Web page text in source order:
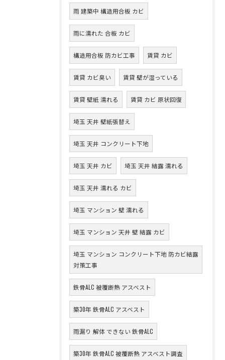
雨 建築中 構造用合板 カビ
雨に濡れた 合板 カビ
構造用合板 防カビ工事 賃貸 カビ
賃貸 カビ臭い 賃貸 壁が湿っている
賃貸 壁紙 濡れる 賃貸 カビ 原状回復
埼玉 天井 壁紙張替え
埼玉 天井 コンクリート下地
埼玉 天井 カビ 埼玉 天井 結露 濡れる
埼玉 天井 濡れる カビ
埼玉 マンション 壁 濡れる
埼玉 マンション 天井 壁 結露 カビ
埼玉 マンション コンクリート下地 防カビ結露
対策工事
鉄骨ALC 被覆断熱 アスベスト
築30年 鉄骨ALC アスベスト
雨漏り 解体 できない 鉄骨ALC
築30年 鉄骨ALC 被覆断熱 アスベスト調査